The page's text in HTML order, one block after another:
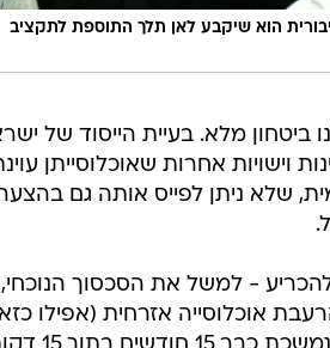
הוא שיקבע לאן תלך התוספת לתקציב
מלא. בעיית הייסוד של
אחרות שאוכלוסייתן
שלא ניתן לפייס אותה גם
- למשל את הסכסוך הנוכחי,
אוכלוסייה אזרחית (אפילו